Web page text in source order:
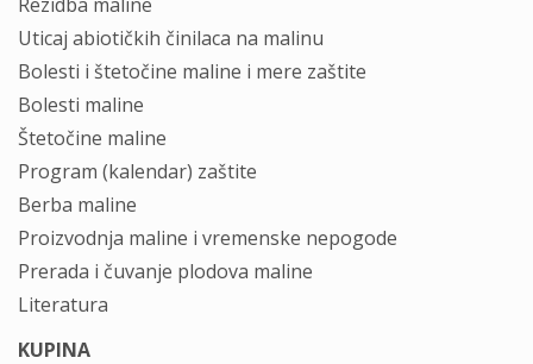
Uticaj abiotičkih činilaca na malinu
Bolesti i štetočine maline i mere zaštite
Bolesti maline
Štetočine maline
Program (kalendar) zaštite
Berba maline
Proizvodnja maline i vremenske nepogode
Prerada i čuvanje plodova maline
Literatura
KUPINA